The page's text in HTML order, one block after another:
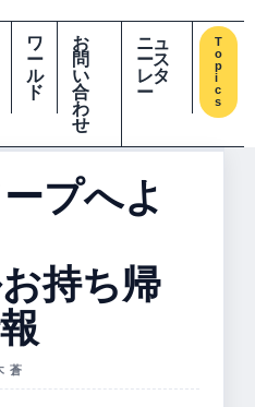
ワ
ー
ル
ド
お
問
い
合
わ
せ
ニュ
ース
レタ
ー
T
o
p
i
c
s
プへよ
持ち帰
蒼